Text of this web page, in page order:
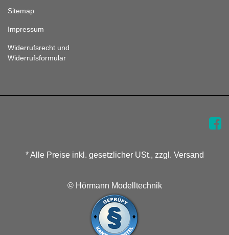
Sitemap
Impressum
Widerrufsrecht und
Widerrufsformular
* Alle Preise inkl. gesetzlicher USt., zzgl. Versand
© Hörmann Modelltechnik